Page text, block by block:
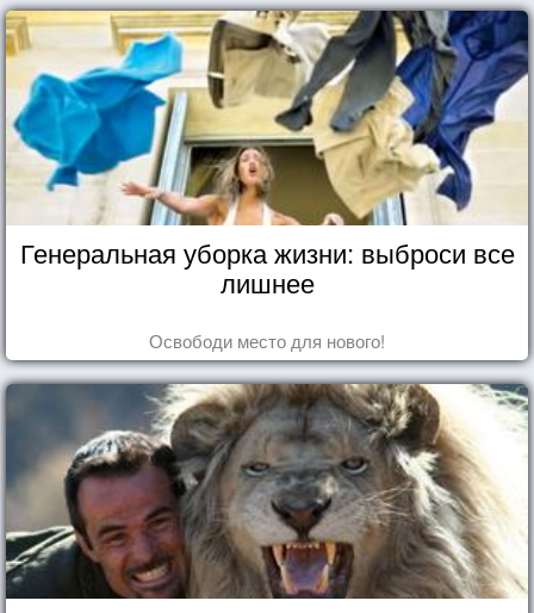
Генеральная уборка жизни: выброси все
лишнее
Освободи место для нового!